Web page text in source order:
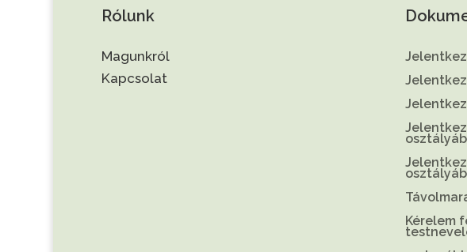
Rólunk
Magunkról
Kapcsolat
Kérelem